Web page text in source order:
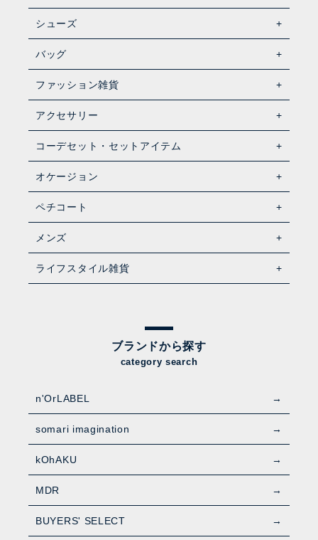
シューズ
バッグ
ファッション雑貨
アクセサリー
コーデセット・セットアイテム
オケージョン
ペチコート
メンズ
ライフスタイル雑貨
ブランドから探す
category search
n'OrLABEL
somari imagination
kOhAKU
MDR
BUYERS' SELECT